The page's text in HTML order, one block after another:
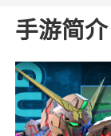
手游简介